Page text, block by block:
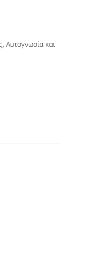
Αυτογνωσία και